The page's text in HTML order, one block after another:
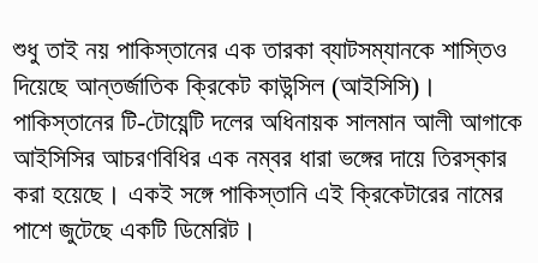
শুধু তাই নয় পাকিস্তানের এক তারকা ব্যাটসম্যানকে শাস্তিও
দিয়েছে আন্তর্জাতিক ক্রিকেট কাউন্সিল (আইসিসি)।
পাকিস্তানের টি-টোয়েন্টি দলের অধিনায়ক সালমান আলী আগাকে
আইসিসির আচরণবিধির এক নম্বর ধারা ভঙ্গের দায়ে তিরস্কার
করা হয়েছে। একই সঙ্গে পাকিস্তানি এই ক্রিকেটারের নামের
পাশে জুটেছে একটি ডিমেরিট।